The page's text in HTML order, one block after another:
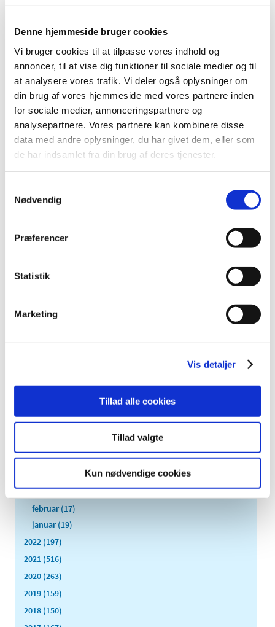
Denne hjemmeside bruger cookies
Vi bruger cookies til at tilpasse vores indhold og
annoncer, til at vise dig funktioner til sociale medier og til
at analysere vores trafik. Vi deler også oplysninger om
din brug af vores hjemmeside med vores partnere inden
for sociale medier, annonceringspartnere og
analysepartnere. Vores partnere kan kombinere disse
data med andre oplysninger, du har givet dem, eller som
de har indsamlet fra din brug af deres tjenester.
Nødvendig
Præferencer
Statistik
Marketing
Vis detaljer
Tillad alle cookies
Tillad valgte
Kun nødvendige cookies
Midlertidigt praksis for deaktivering af
lægemiddelpakninger af kritiske antibiotika
forlænges
|13. april 2023|
I EU er der i øjeblikket udfordringer med forsyningen af
antibiotika, hvorfor Det Europæiske…
Lægemiddelstyrelsen er tovholder i EU-
overvågning af covid-19-vaccine fra Moderna
|5. april 2023|
vaccinerne og deres bivirkninger, som EU-landene
…
Alle (2506)
2026 (84)
2024 (224)
maj (18)
marts (21)
februar (17)
januar (19)
2022 (197)
2021 (516)
2020 (263)
2019 (159)
2018 (150)